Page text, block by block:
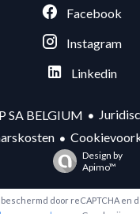
Facebook
Instagram
Linkedin
SA BELGIUM
Design by
Apimo™
door reCAPTCHA en